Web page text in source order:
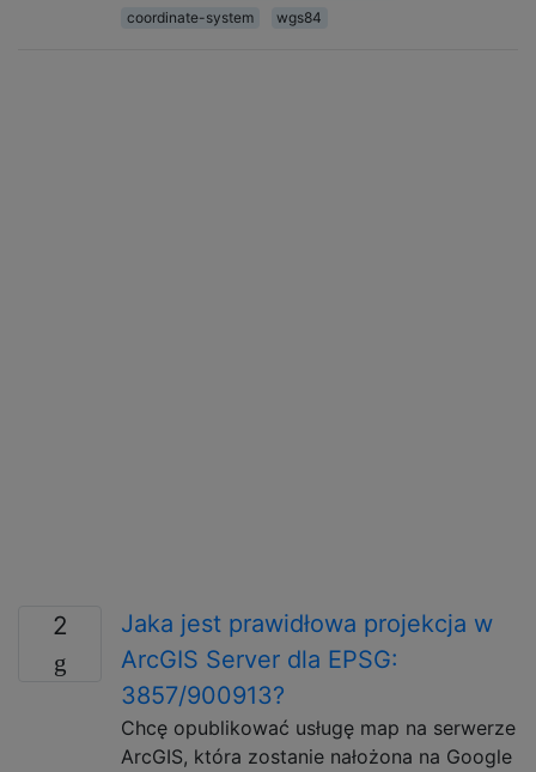
coordinate-system
wgs84
2
Jaka jest prawidłowa projekcja w
ArcGIS Server dla EPSG:
3857/900913?
Chcę opublikować usługę map na serwerze
ArcGIS, która zostanie nałożona na Google